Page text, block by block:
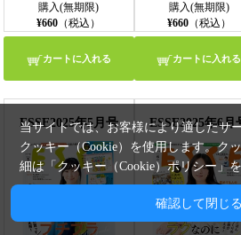
購入(無期限)
¥660 （税込）
カートに入れる
購入(無期限)
¥660（税込）
カートに入れる
ESSE2025年5月号 ESSE2025年6月
当サイトでは、お客様により適したサ
クッキー（Cookie）を使用します。ク
細は「クッキー（Cookie）ポリシー 」
確認して閉じる